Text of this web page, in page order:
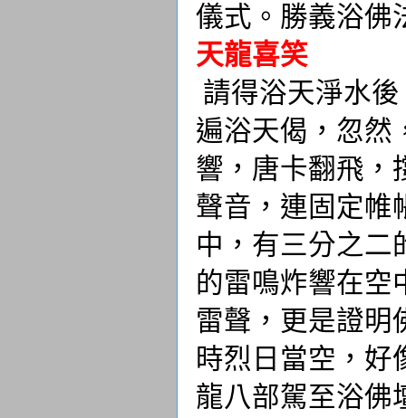
儀式。勝義浴佛
天龍喜笑
請得浴天淨水
遍浴天偈，忽然
響，唐卡翻飛，
聲音，連固定帷
中，有三分之二
的雷鳴炸響在空
雷聲，更是證明
時烈日當空，好
龍八部駕至浴佛